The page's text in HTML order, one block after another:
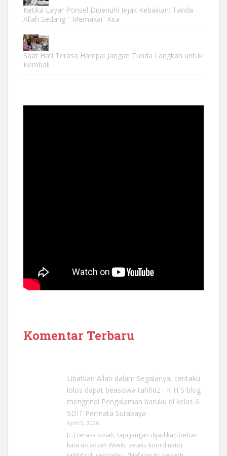
Ketika Layar Ponsel Dipenuhi Jejak Kebaikan: Tanda
Allah Sedang “ Memakai” Kita
Saat Hati Terasa Hampa: Jangan Tunda Langkah untuk
Kembali
Komentar Terbaru
Libatkan Allah dalam Segalanya, ceritaku
lolos dapat beasiswa tahfidz - K H S blog
mengenai Pengalaman baruku di kelas 6
SDIT Permata Surabaya
April 5, 2026
[…] terasa susah, tapi jangan dijadikan beban
kata ustadzah Wiwik, selaku koordinator